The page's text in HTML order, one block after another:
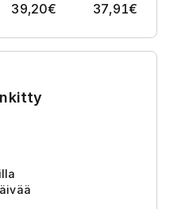
39,20€ 37,91€